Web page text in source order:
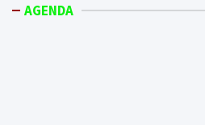
AGENDA